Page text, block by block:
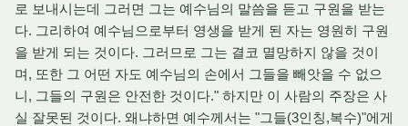
로 보내시는데 그러면 그는 예수님의 말씀을 듣고 구원을 받는
다. 그리하여 예수님으로부터 영생을 받게 된 자는 영원히 구원
을 받게 되는 것이다. 그러므로 그는 결코 멸망하지 않을 것이
며, 또한 그 어떤 자도 예수님의 손에서 그들을 빼앗을 수 없으
니, 그들의 구원은 안전한 것이다." 하지만 이 사람의 주장은 사
실 잘못된 것이다. 왜냐하면 예수께서는 "그들(3인칭,복수)"에게